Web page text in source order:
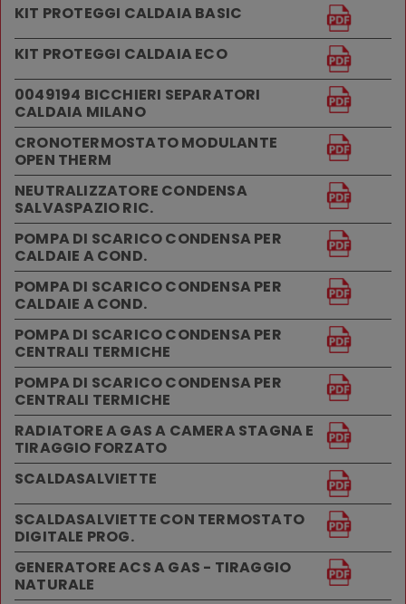
KIT PROTEGGI CALDAIA BASIC
KIT PROTEGGI CALDAIA ECO
0049194 BICCHIERI SEPARATORI
CALDAIA MILANO
CRONOTERMOSTATO MODULANTE
OPEN THERM
NEUTRALIZZATORE CONDENSA
SALVASPAZIO RIC.
POMPA DI SCARICO CONDENSA PER
CALDAIE A COND.
POMPA DI SCARICO CONDENSA PER
CALDAIE A COND.
POMPA DI SCARICO CONDENSA PER
CENTRALI TERMICHE
POMPA DI SCARICO CONDENSA PER
CENTRALI TERMICHE
RADIATORE A GAS A CAMERA STAGNA E
TIRAGGIO FORZATO
SCALDASALVIETTE
SCALDASALVIETTE CON TERMOSTATO
DIGITALE PROG.
GENERATORE ACS A GAS - TIRAGGIO
NATURALE